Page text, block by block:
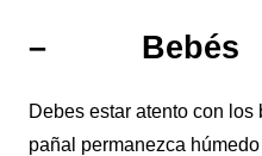
– Bebés
Debes estar atento con los
pañal permanezca